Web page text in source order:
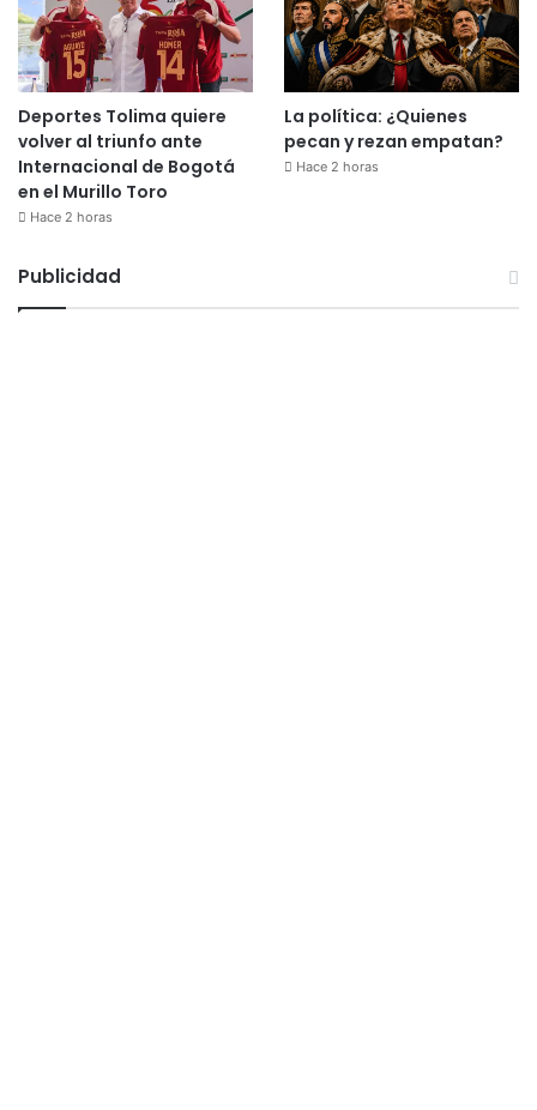
Deportes Tolima quiere
volver al triunfo ante
Internacional de Bogotá
en el Murillo Toro
Hace 2 horas
La política: ¿Quienes
pecan y rezan empatan?
Hace 2 horas
Publicidad